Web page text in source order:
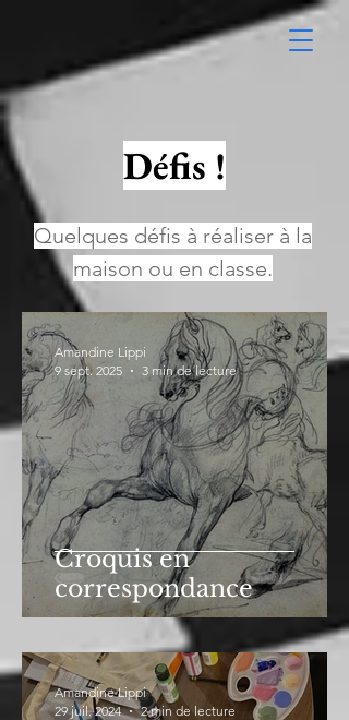
Défis !
Quelques défis à réaliser à la
maison ou en classe.
Croquis en
correspondance
Amandine Lippi
9 sept. 2025
3 min de lecture
Amandine Lippi
29 juil. 2024
2 min de lecture